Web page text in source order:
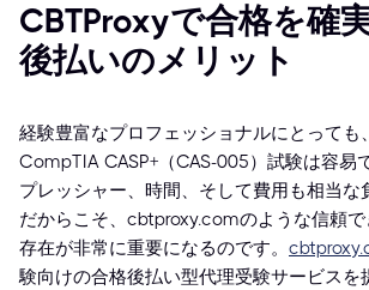
CBTProxyで合格を確
後払いのメリット
経験豊富なプロフェッショナルにとっても
CompTIA CASP+（CAS-005）試験は容易
プレッシャー、時間、そして費用も相当な
だからこそ、cbtproxy.comのような信頼
存在が非常に重要になるのです。
験向けの合格後払い型代理受験サービスを